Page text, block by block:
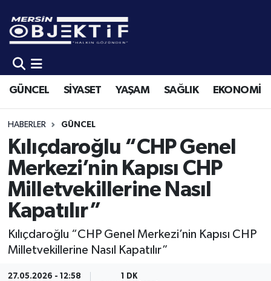
GÜNCEL SİYASET YAŞAM SAĞLIK EKONOMİ
HABERLER GÜNCEL
Kılıçdaroğlu “CHP Genel
Merkezi’nin Kapısı CHP
Milletvekillerine Nasıl
Kapatılır”
Kılıçdaroğlu “CHP Genel Merkezi’nin Kapısı CHP
Milletvekillerine Nasıl Kapatılır”
27.05.2026 - 12:58 1 DK
GÜNCEL
SİYASET
YAŞAM
SAĞLIK
EKONOMİ
KÜLTÜR-SANAT
Mersin Hava Durumu
Mersin Trafik Yoğunluk Haritası
Süper Lig Puan Durumu ve Fikstür
Tüm Manşetler
Son Dakika Haberleri
Haber Arşivi